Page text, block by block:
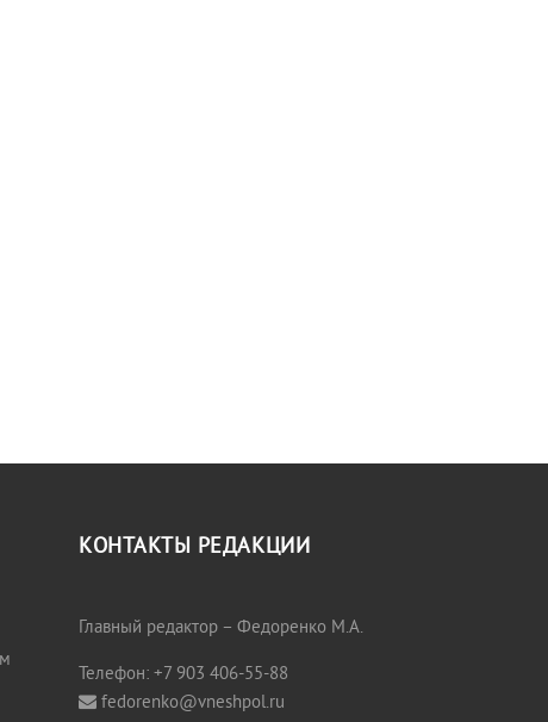
КОНТАКТЫ РЕДАКЦИИ
Главный редактор – Федоренко М.А.
Телефон: +7 903 406-55-88
fedorenko@vneshpol.ru